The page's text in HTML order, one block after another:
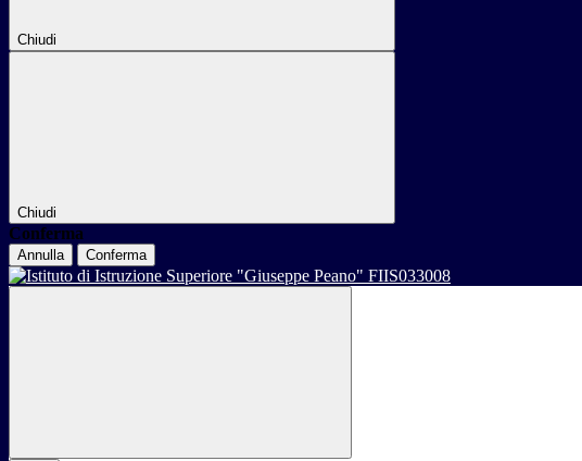
Chiudi
Chiudi
Conferma
Annulla Conferma